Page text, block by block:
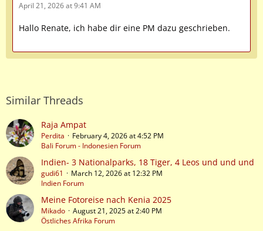
April 21, 2026 at 9:41 AM
Hallo Renate, ich habe dir eine PM dazu geschrieben.
Similar Threads
Raja Ampat
Perdita
February 4, 2026 at 4:52 PM
Bali Forum - Indonesien Forum
Indien- 3 Nationalparks, 18 Tiger, 4 Leos und und und
gudi61
March 12, 2026 at 12:32 PM
Indien Forum
Meine Fotoreise nach Kenia 2025
Mikado
August 21, 2025 at 2:40 PM
Östliches Afrika Forum